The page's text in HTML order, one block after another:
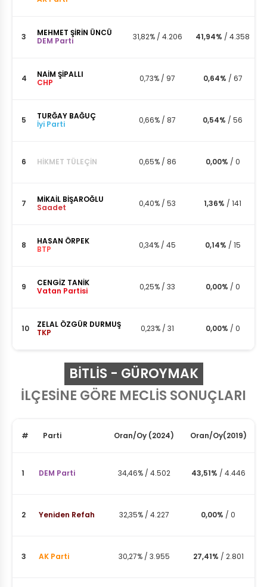
3
MEHMET ŞİRİN ÜNCÜ
DEM Parti
31,82% / 4.206 41,94% / 4.358
4
NAİM ŞİPALLI
CHP
0,73% / 97 0,64% / 67
5
TURĞAY BAĞUÇ
İyi Parti
0,66% / 87 0,54% / 56
6 HİKMET TÜLEÇİN 0,65% / 86 0,00% / 0
7
MİKAİL BİŞAROĞLU
Saadet
0,40% / 53 1,36% / 141
8
HASAN ÖRPEK
BTP
0,34% / 45 0,14% / 15
9
CENGİZ TANİK
Vatan Partisi
0,25% / 33 0,00% / 0
10
ZELAL ÖZGÜR DURMUŞ
TKP
0,23% / 31 0,00% / 0
BITLIS - GÜROYMAK
İLÇESİNE GÖRE MECLİS SONUÇLARI
# Parti Oran/Oy (2024) Oran/Oy(2019)
1 DEM Parti 34,46% / 4.502 43,51% / 4.446
2 Yeniden Refah 32,35% / 4.227 0,00% / 0
3 AK Parti 30,27% / 3.955 27,41% / 2.801